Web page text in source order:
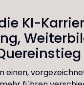
KI-
einen,